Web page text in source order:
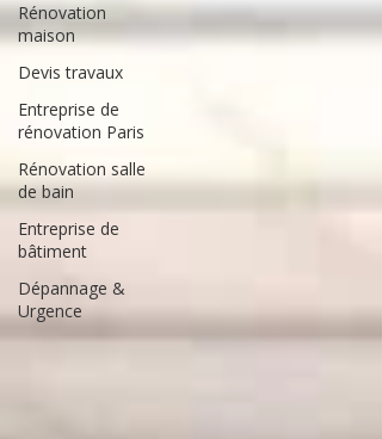
Rénovation
maison
Devis travaux
Entreprise de
rénovation Paris
Rénovation salle
de bain
Entreprise de
bâtiment
Dépannage &
Urgence